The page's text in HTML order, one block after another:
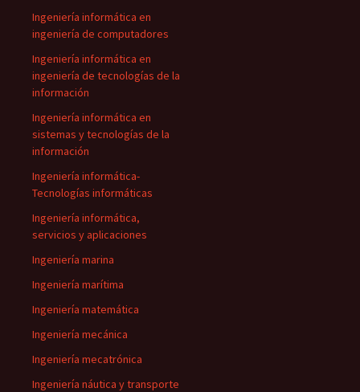
Ingeniería informática en
ingeniería de computadores
Ingeniería informática en
ingeniería de tecnologías de la
información
Ingeniería informática en
sistemas y tecnologías de la
información
Ingeniería informática-
Tecnologías informáticas
Ingeniería informática,
servicios y aplicaciones
Ingeniería marina
Ingeniería marítima
Ingeniería matemática
Ingeniería mecánica
Ingeniería mecatrónica
Ingeniería náutica y transporte